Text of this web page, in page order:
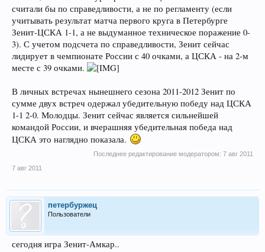
считали бы по справедливости, а не по регламенту (если
учитывать результат матча первого круга в Петербурге
Зенит-ЦСКА 1-1, а не выдуманное техническое поражение 0-
3). С учетом подсчета по справедливости, Зенит сейчас
лидирует в чемпионате России с 40 очками, а ЦСКА - на 2-м
месте с 39 очками.
В личных встречах нынешнего сезона 2011-2012 Зенит по
сумме двух встреч одержал убедительную победу над ЦСКА
1-1 2-0. Молодцы. Зенит сейчас является сильнейшей
командой России, и вчерашняя убедительная победа над
ЦСКА это наглядно показала.
Последнее редактирование модератором: 7 авг 2011
7 авг 2011
петербуржец
Пользователи
сегодня игра Зенит-Амкар..